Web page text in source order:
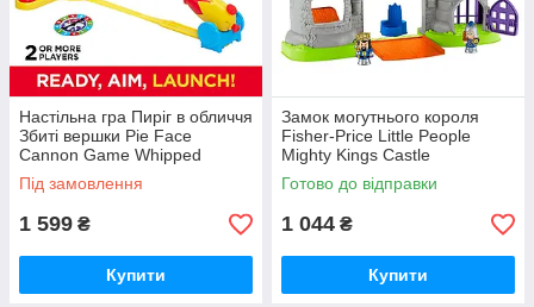
Настільна гра Пиріг в обличчя
Збиті вершки Pie Face
Cannon Game Whipped
Cream
Під замовлення
1 599 ₴
Купити
Замок могутнього короля
Fisher-Price Little People
Mighty Kings Castle
Готово до відправки
1 044 ₴
Купити